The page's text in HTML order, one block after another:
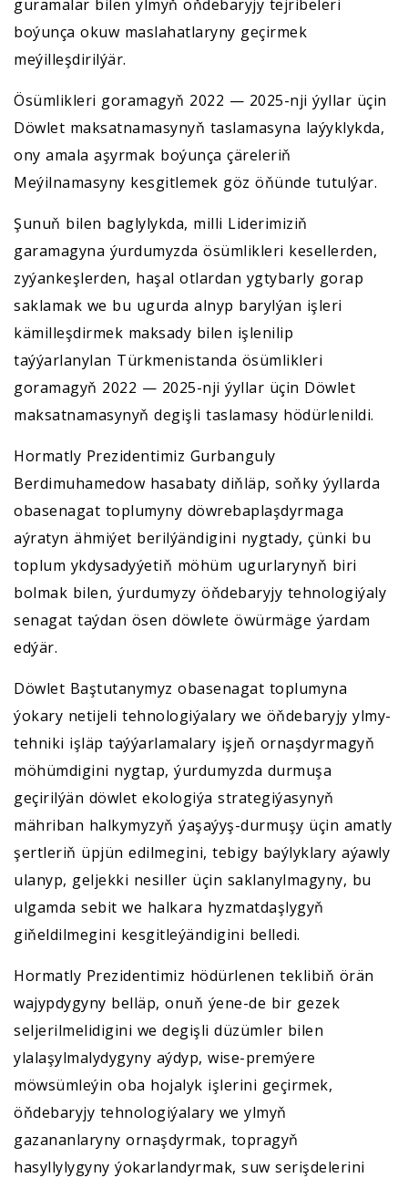
guramalar bilen ylmyň öňdebaryjy tejribeleri
boýunça okuw maslahatlaryny geçirmek
meýilleşdirilýär.
Ösümlikleri goramagyň 2022 — 2025-nji ýyllar üçin
Döwlet maksatnamasynyň taslamasyna laýyklykda,
ony amala aşyrmak boýunça çäreleriň
Meýilnamasyny kesgitlemek göz öňünde tutulýar.
Şunuň bilen baglylykda, milli Liderimiziň
garamagyna ýurdumyzda ösümlikleri kesellerden,
zyýankeşlerden, haşal otlardan ygtybarly gorap
saklamak we bu ugurda alnyp barylýan işleri
kämilleşdirmek maksady bilen işlenilip
taýýarlanylan Türkmenistanda ösümlikleri
goramagyň 2022 — 2025-nji ýyllar üçin Döwlet
maksatnamasynyň degişli taslamasy hödürlenildi.
Hormatly Prezidentimiz Gurbanguly
Berdimuhamedow hasabaty diňläp, soňky ýyllarda
obasenagat toplumyny döwrebaplaşdyrmaga
aýratyn ähmiýet berilýändigini nygtady, çünki bu
toplum ykdysadyýetiň möhüm ugurlarynyň biri
bolmak bilen, ýurdumyzy öňdebaryjy tehnologiýaly
senagat taýdan ösen döwlete öwürmäge ýardam
edýär.
Döwlet Baştutanymyz obasenagat toplumyna
ýokary netijeli tehnologiýalary we öňdebaryjy ylmy-
tehniki işläp taýýarlamalary işjeň ornaşdyrmagyň
möhümdigini nygtap, ýurdumyzda durmuşa
geçirilýän döwlet ekologiýa strategiýasynyň
mähriban halkymyzyň ýaşaýyş-durmuşy üçin amatly
şertleriň üpjün edilmegini, tebigy baýlyklary aýawly
ulanyp, geljekki nesiller üçin saklanylmagyny, bu
ulgamda sebit we halkara hyzmatdaşlygyň
giňeldilmegini kesgitleýändigini belledi.
Hormatly Prezidentimiz hödürlenen teklibiň örän
wajypdygyny belläp, onuň ýene-de bir gezek
seljerilmelidigini we degişli düzümler bilen
ylalaşylmalydygyny aýdyp, wise-premýere
möwsümleýin oba hojalyk işlerini geçirmek,
öňdebaryjy tehnologiýalary we ylmyň
gazananlaryny ornaşdyrmak, topragyň
hasyllylygyny ýokarlandyrmak, suw serişdelerini